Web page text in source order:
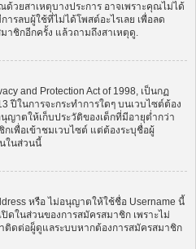
วยสาเหตุบางประการ อาจเพราะคุณไม่ได้
รลบผู้ใช้ที่ไม่ได้โพสต์อะไรเลย เพื่อลด
ชิกอีกครั้ง แล้วถามถึงสาเหตุดู.
and Protection Act of 1998, เป็นกฏ
ปีในการจะกระทำการใดๆ บนเวบไซต์ต้อง
ญาตให้เก็บประวัติของเด็กที่มีอายุต่ำกว่า
เพื่อเข้าชมเวบไซต์ แต่ต้องระบุชื่อผู้
ในส่วนนี้
หรือ ไม่อนุญาตให้ใช้ชื่อ Username นี้
ดในส่วนของการสมัครสมาชิก เพราะไม่
ติดต่อผู็ดูแลระบบหากต้องการสมัครสมาชิก